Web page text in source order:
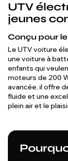
UTV
jeunes
Conçu pour
Le UTV voiture
une voiture à
enfants qui
moteurs de 200
avancée, il offre
fluide et une
plein air et le